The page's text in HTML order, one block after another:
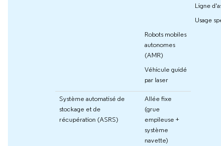
Ligne
Usage
Robots mobiles
autonomes
(AMR)
Véhicule guidé
par laser
Système automatisé de
stockage et de
récupération (ASRS)
Allée fixe
(grue
empileuse +
système
navette)